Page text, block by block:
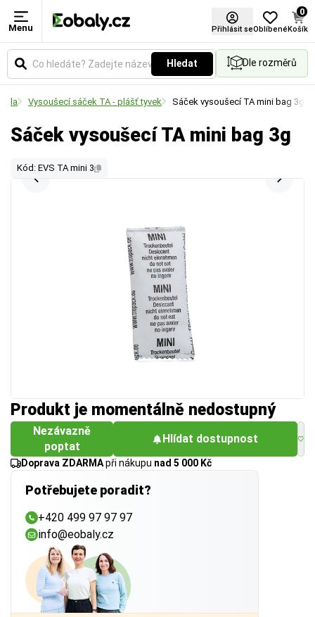
Menu Přihlásit seOblíbené
0
Košík
Hledat Dle rozměrů
Vysoušecí sáček TA - plášť tyvek Sáček vysoušecí TA mini bag 3g
Sáček vysoušecí TA mini bag 3g
Kód: EVS TA mini 3
Produkt je momentálně nedostupný
Nezávazně
poptat
Hlídat dostupnost
Doprava ZDARMApři nákupu nad 5 000 Kč
Potřebujete poradit?
+420 499 97 97 97
info@eobaly.cz